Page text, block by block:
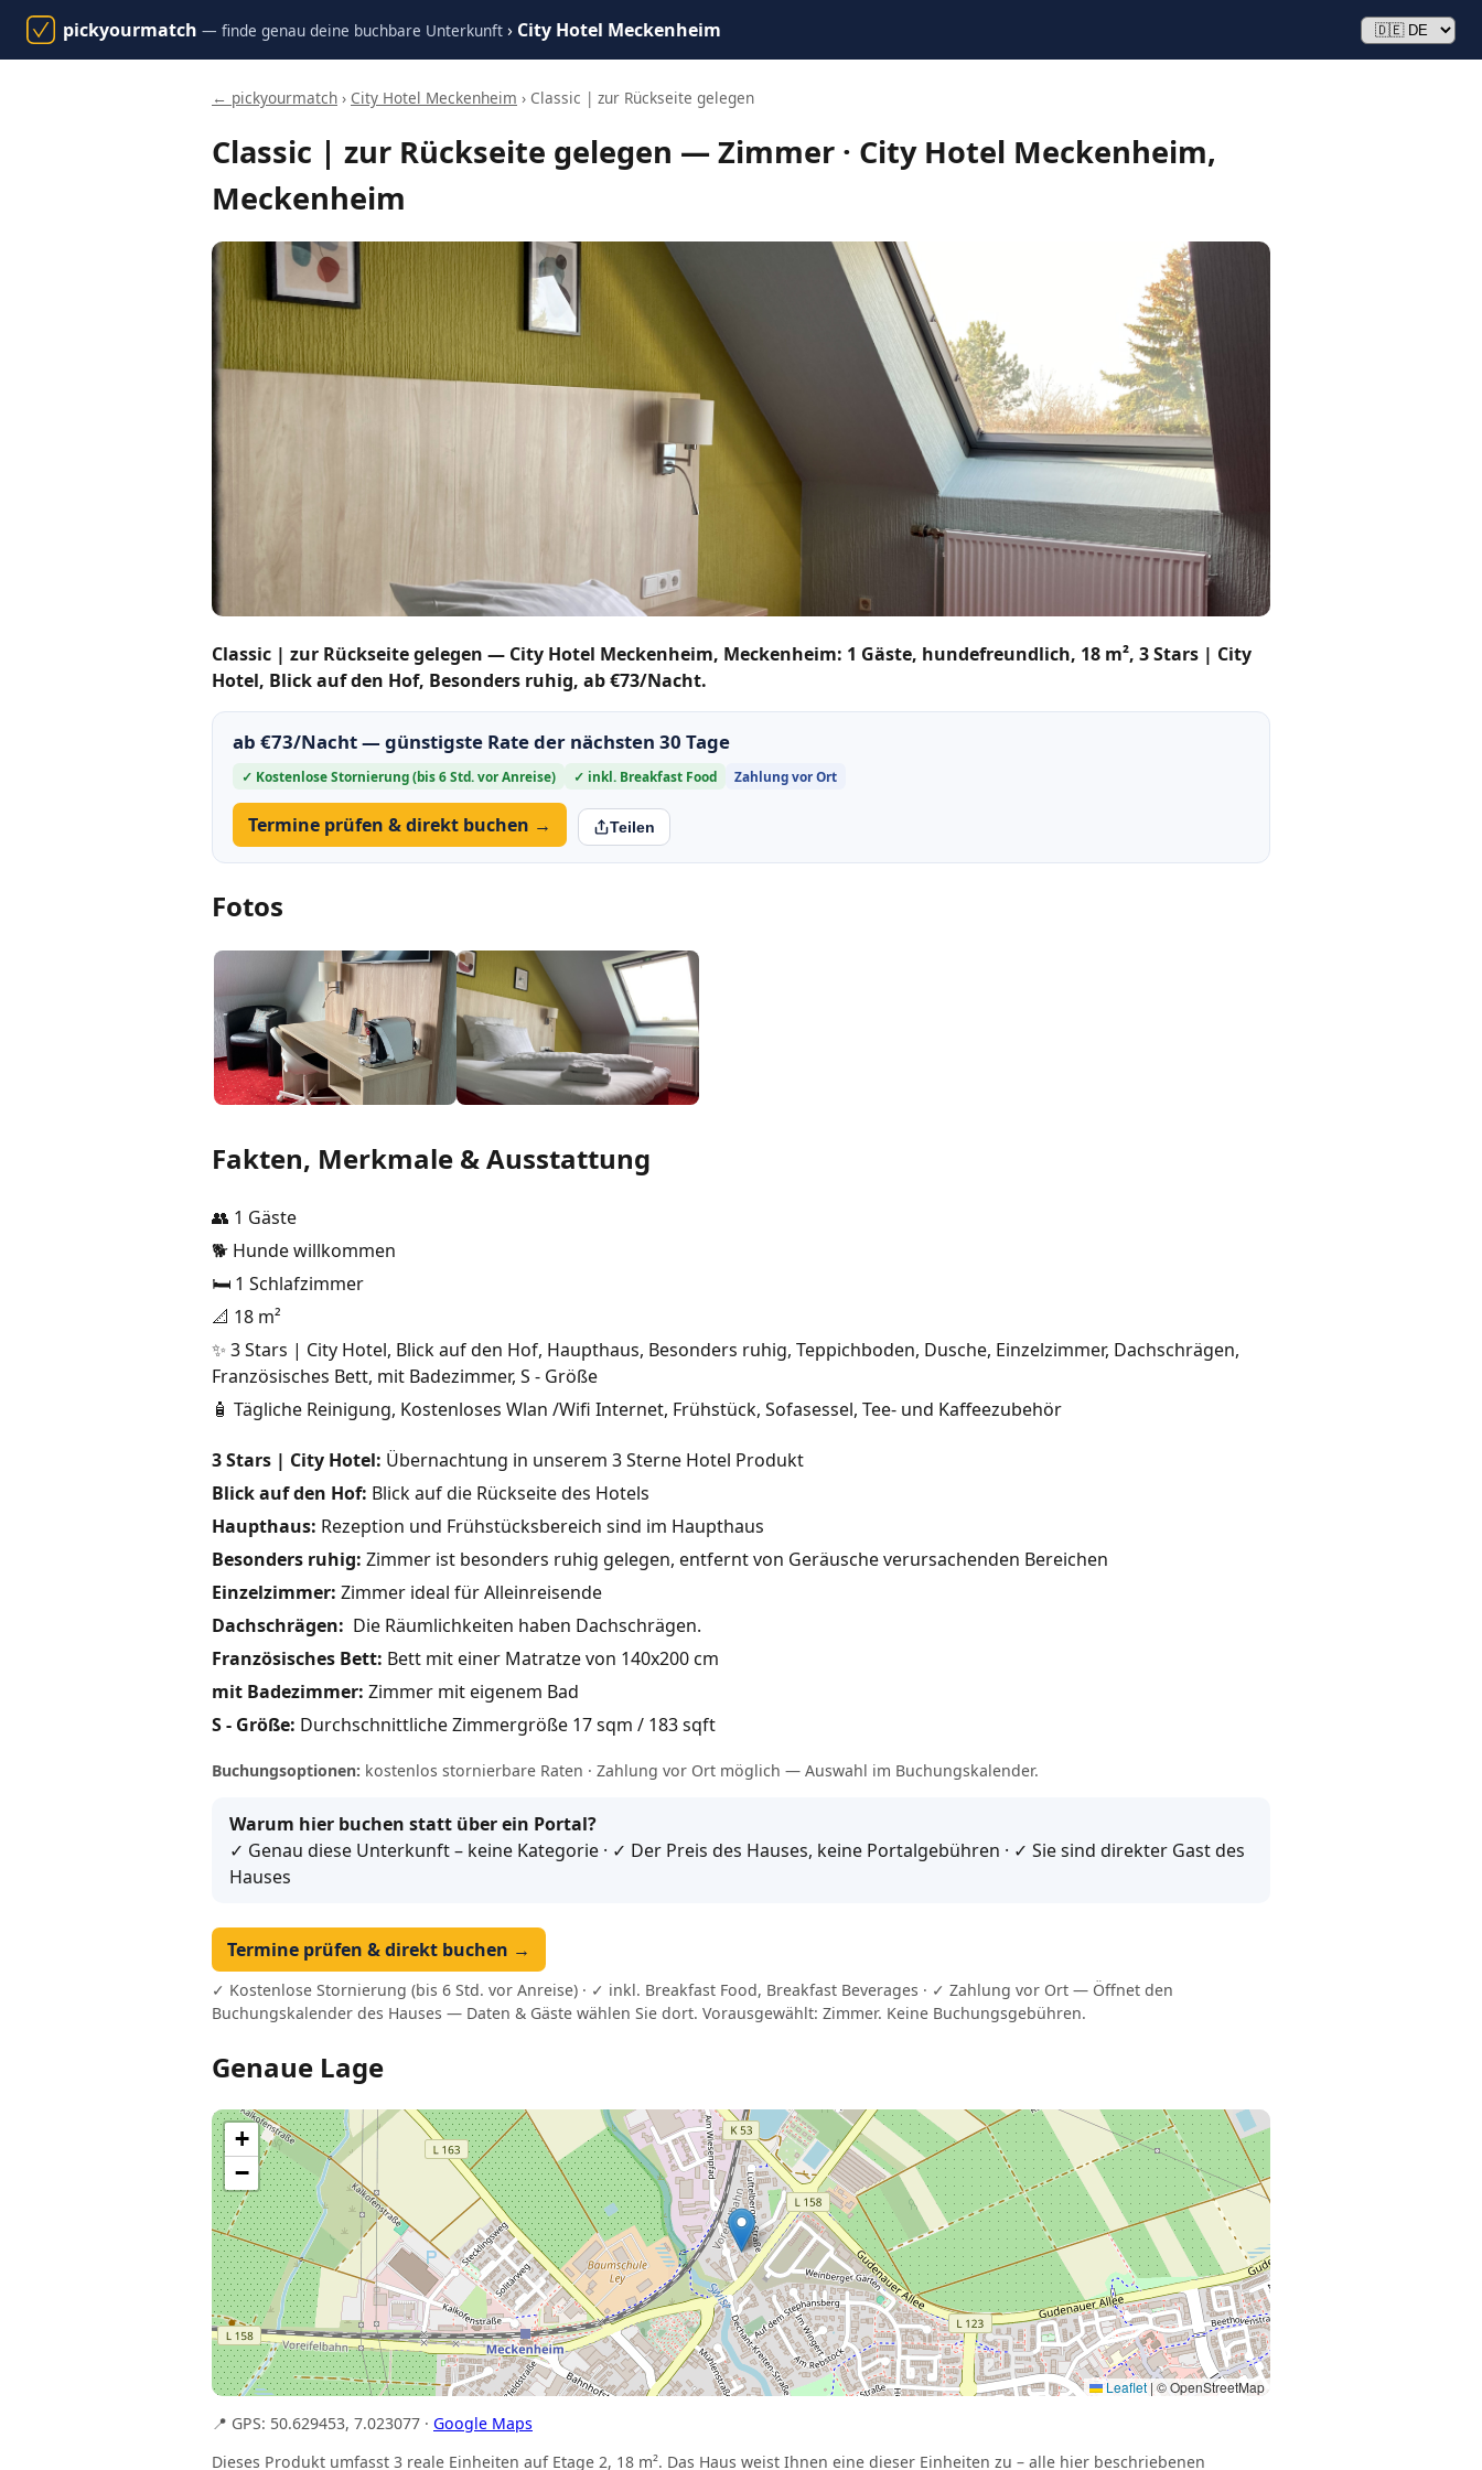
pickyourmatch — finde genau deine buchbare Unterkunft › City Hotel Meckenheim
← pickyourmatch › City Hotel Meckenheim › Classic | zur Rückseite gelegen
Classic | zur Rückseite gelegen — Zimmer · City Hotel Meckenheim,
Meckenheim
Classic | zur Rückseite gelegen — City Hotel Meckenheim, Meckenheim: 1 Gäste, hundefreundlich, 18 m², 3 Stars | City
Hotel, Blick auf den Hof, Besonders ruhig, ab €73/Nacht.
ab €73/Nacht — günstigste Rate der nächsten 30 Tage
✓ Kostenlose Stornierung (bis 6 Std. vor Anreise) ✓ inkl. Breakfast Food Zahlung vor Ort
Termine prüfen & direkt buchen → Teilen
Fotos
Fakten, Merkmale & Ausstattung
👥 1 Gäste
🐕 Hunde willkommen
🛏️ 1 Schlafzimmer
📐 18 m²
✨ 3 Stars | City Hotel, Blick auf den Hof, Haupthaus, Besonders ruhig, Teppichboden, Dusche, Einzelzimmer, Dachschrägen,
Französisches Bett, mit Badezimmer, S - Größe
🧴 Tägliche Reinigung, Kostenloses Wlan /Wifi Internet, Frühstück, Sofasessel, Tee- und Kaffeezubehör
3 Stars | City Hotel: Übernachtung in unserem 3 Sterne Hotel Produkt
Blick auf den Hof: Blick auf die Rückseite des Hotels
Haupthaus: Rezeption und Frühstücksbereich sind im Haupthaus
Besonders ruhig: Zimmer ist besonders ruhig gelegen, entfernt von Geräusche verursachenden Bereichen
Einzelzimmer: Zimmer ideal für Alleinreisende
Dachschrägen: Die Räumlichkeiten haben Dachschrägen.
Französisches Bett: Bett mit einer Matratze von 140x200 cm
mit Badezimmer: Zimmer mit eigenem Bad
S - Größe: Durchschnittliche Zimmergröße 17 sqm / 183 sqft
Buchungsoptionen: kostenlos stornierbare Raten · Zahlung vor Ort möglich — Auswahl im Buchungskalender.
Warum hier buchen statt über ein Portal?
✓ Genau diese Unterkunft – keine Kategorie · ✓ Der Preis des Hauses, keine Portalgebühren · ✓ Sie sind direkter Gast des
Hauses
Termine prüfen & direkt buchen →
✓ Kostenlose Stornierung (bis 6 Std. vor Anreise) · ✓ inkl. Breakfast Food, Breakfast Beverages · ✓ Zahlung vor Ort — Öffnet den
Buchungskalender des Hauses — Daten & Gäste wählen Sie dort. Vorausgewählt: Zimmer. Keine Buchungsgebühren.
Genaue Lage
+
−
Leaflet | © OpenStreetMap
📍 GPS: 50.629453, 7.023077 · Google Maps
Dieses Produkt umfasst 3 reale Einheiten auf Etage 2, 18 m². Das Haus weist Ihnen eine dieser Einheiten zu – alle hier beschriebenen